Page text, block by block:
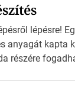
egy QR-kód-
és dekódolni
a telefon
után
lépésre!
anyagát kapta
részére